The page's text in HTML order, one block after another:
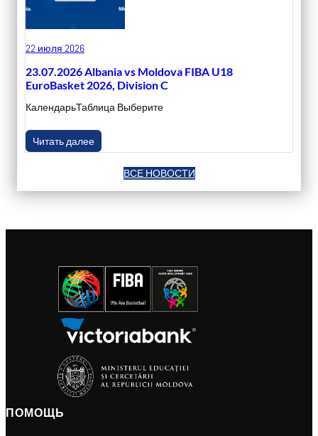
22 июля 2026
23.07.2026 Albania vs Moldova FIBA U18
EuroBasket 2026, Division C
КалендарьТаблица Выберите
Читать далее
ВСЕ НОВОСТИ
ПОМОЩЬ